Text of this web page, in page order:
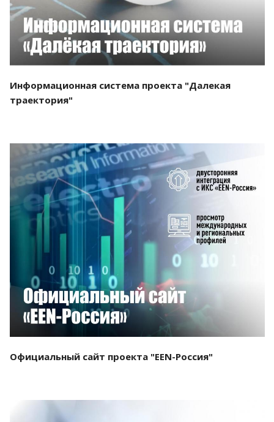
Информационная система проекта "Далекая
траектория"
Смотреть проект
Официальный сайт проекта "EEN-Россия"